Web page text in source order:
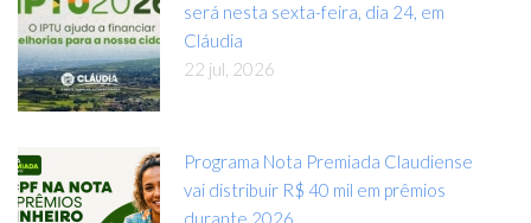
será nesta sexta-feira, dia 24, em
Cláudia
22 jul, 2026
Programa Nota Premiada Claudiense
vai distribuir R$ 40 mil em prêmios
durante 2026